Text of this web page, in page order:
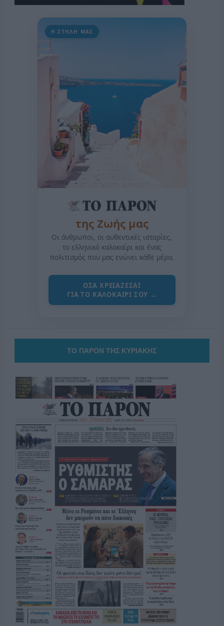
Η ΣΤΗΛΗ ΜΑΣ
της Ζωής μας
Οι άνθρωποι, οι αυθεντικές ιστορίες,
το ελληνικό καλοκαίρι και ένας
πολιτισμός που μας ενώνει κάθε μέρα.
ΟΣΑ ΧΡΕΙΑΖΕΣΑΙ
ΓΙΑ ΤΟ ΚΑΛΟΚΑΙΡΙ ΣΟΥ →
ΤΟ ΠΑΡΟΝ ΤΗΣ ΚΥΡΙΑΚΗΣ